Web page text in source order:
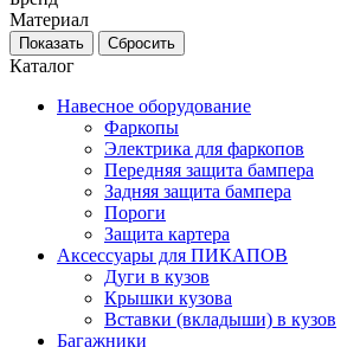
Материал
Каталог
Навесное оборудование
Фаркопы
Электрика для фаркопов
Передняя защита бампера
Задняя защита бампера
Пороги
Защита картера
Аксессуары для ПИКАПОВ
Дуги в кузов
Крышки кузова
Вставки (вкладыши) в кузов
Багажники